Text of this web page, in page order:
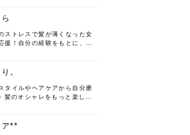
識をわかりやすく紹介しま
ストレスで髪が薄くなった女
援！自分の経験をもとに、執
。
タイルやヘアケアから自分磨
髪のオシャレをもっと楽しめ
つ情報をお届けできるように
ます！よろしくお願いしま
ア**